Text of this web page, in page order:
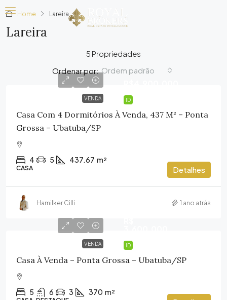
Home Lareira
Lareira
5 Propriedades
Ordenar por: Ordem padrão
ID
VENDA
Casa Com 4 Dormitórios À Venda, 437 M² – Ponta
Grossa – Ubatuba/SP
4 5 437.67 m²
CASA Detalhes
Hamilker Cilli 1 ano atrás
ID
VENDA
Casa À Venda – Ponta Grossa – Ubatuba/SP
5 6 3 370 m²